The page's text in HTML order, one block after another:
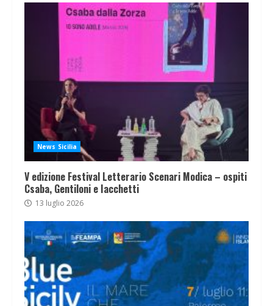
News Sicilia
V edizione Festival Letterario Scenari Modica – ospiti
Csaba, Gentiloni e Iacchetti
13 luglio 2026